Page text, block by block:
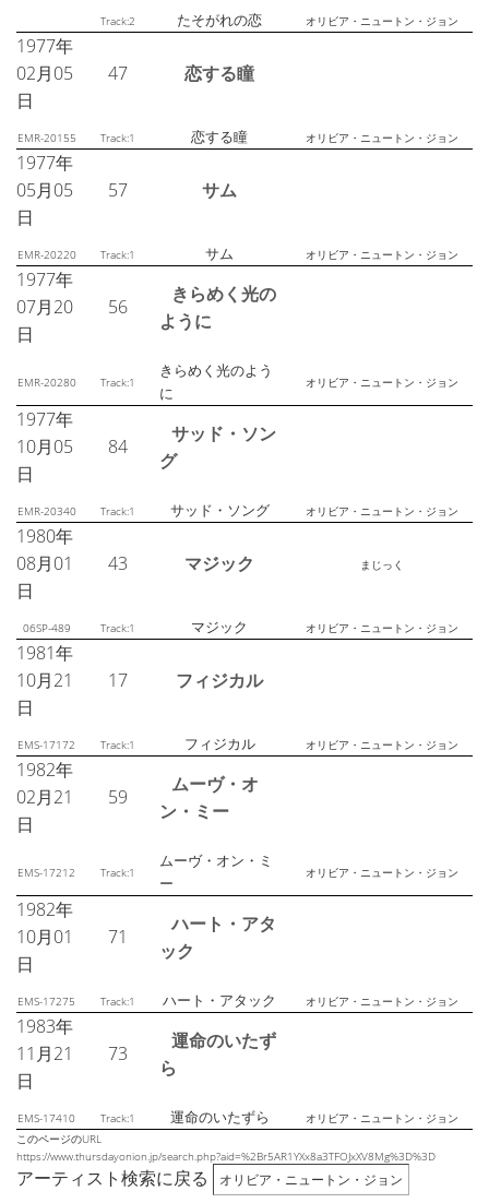
Track:2 たそがれの恋 オリビア・ニュートン・ジョン
1977年
02月05
日
47 恋する瞳
EMR-20155 Track:1 恋する瞳 オリビア・ニュートン・ジョン
1977年
05月05
日
57 サム
EMR-20220 Track:1 サム オリビア・ニュートン・ジョン
1977年
07月20
日
56
きらめく光の
ように
EMR-20280 Track:1
きらめく光のよう
に
オリビア・ニュートン・ジョン
1977年
10月05
日
84
サッド・ソン
グ
EMR-20340 Track:1 サッド・ソング オリビア・ニュートン・ジョン
1980年
08月01
日
43 マジック まじっく
06SP-489 Track:1 マジック オリビア・ニュートン・ジョン
1981年
10月21
日
17 フィジカル
EMS-17172 Track:1 フィジカル オリビア・ニュートン・ジョン
1982年
02月21
日
59
ムーヴ・オ
ン・ミー
EMS-17212 Track:1
ムーヴ・オン・ミ
ー
オリビア・ニュートン・ジョン
1982年
10月01
日
71
ハート・アタ
ック
EMS-17275 Track:1 ハート・アタック オリビア・ニュートン・ジョン
1983年
11月21
日
73
運命のいたず
ら
EMS-17410 Track:1 運命のいたずら
オリビア・ニュートン・ジョン
このページのURL
https://www.thursdayonion.jp/search.php?aid=%2Br5AR1YXx8a3TFOJxXV8Mg%3D%3D
アーティスト検索に戻る オリビア・ニュートン・ジョン